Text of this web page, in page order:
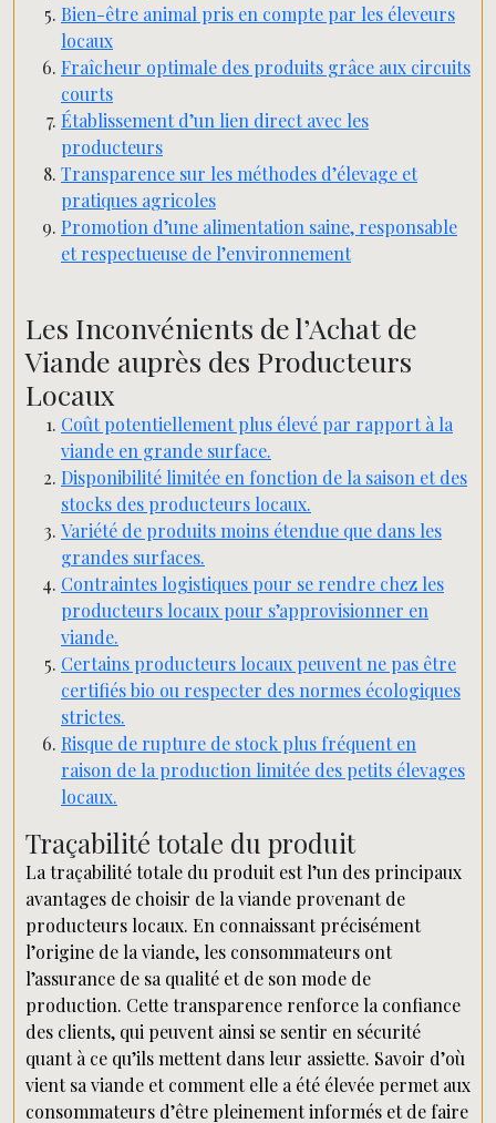
Bien-être animal pris en compte par les éleveurs
locaux
Fraîcheur optimale des produits grâce aux circuits
courts
Établissement d’un lien direct avec les
producteurs
Transparence sur les méthodes d’élevage et
pratiques agricoles
Promotion d’une alimentation saine, responsable
et respectueuse de l’environnement
Les Inconvénients de l’Achat de
Viande auprès des Producteurs
Locaux
Coût potentiellement plus élevé par rapport à la
viande en grande surface.
Disponibilité limitée en fonction de la saison et des
stocks des producteurs locaux.
Variété de produits moins étendue que dans les
grandes surfaces.
Contraintes logistiques pour se rendre chez les
producteurs locaux pour s’approvisionner en
viande.
Certains producteurs locaux peuvent ne pas être
certifiés bio ou respecter des normes écologiques
strictes.
Risque de rupture de stock plus fréquent en
raison de la production limitée des petits élevages
locaux.
Traçabilité totale du produit
La traçabilité totale du produit est l’un des principaux
avantages de choisir de la viande provenant de
producteurs locaux. En connaissant précisément
l’origine de la viande, les consommateurs ont
l’assurance de sa qualité et de son mode de
production. Cette transparence renforce la confiance
des clients, qui peuvent ainsi se sentir en sécurité
quant à ce qu’ils mettent dans leur assiette. Savoir d’où
vient sa viande et comment elle a été élevée permet aux
consommateurs d’être pleinement informés et de faire